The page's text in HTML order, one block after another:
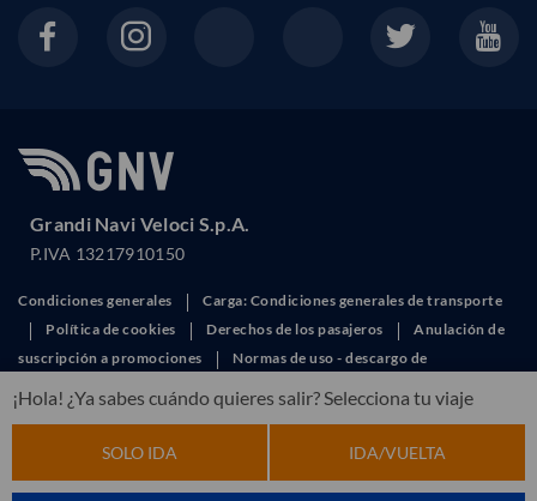
¡Hola! ¿Ya sabes cuándo quieres salir? Selecciona tu viaje
SOLO IDA IDA/VUELTA
Grandi Navi Veloci S.p.A.
P.IVA 13217910150
Condiciones generales
Carga: Condiciones generales de transporte
Política de cookies
Derechos de los pasajeros
Anulación de
suscripción a promociones
Normas de uso - descargo de
This site is protected by reCAPTCHA and the GooglePrivacy Policyand
Terms of Service apply.